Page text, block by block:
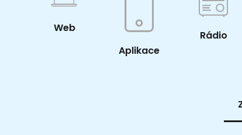
Web
Aplikace
Rádio